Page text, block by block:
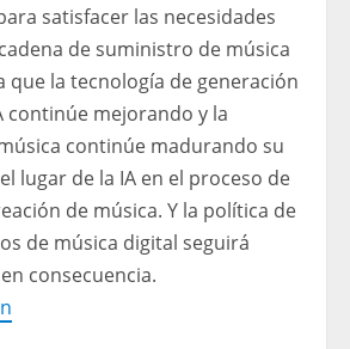
satisfacer las necesidades
de suministro de música
que la tecnología de generación
continúe mejorando y la
continúe madurando su
lugar de la IA en el proceso de
de música. Y la política de
de música digital seguirá
consecuencia.